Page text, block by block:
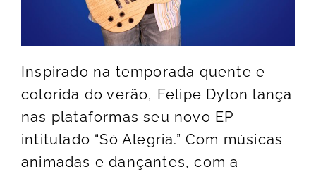
Inspirado na temporada quente e
colorida do verão, Felipe Dylon lança
nas plataformas seu novo EP
intitulado “Só Alegria.” Com músicas
animadas e dançantes, com a